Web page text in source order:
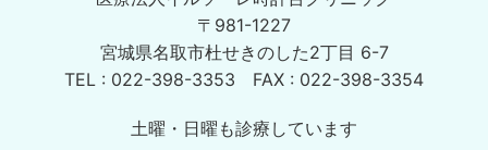
〒981-1227
宮城県名取市杜せきのした2丁目 6-7
TEL : 022-398-3353 FAX : 022-398-3354
土曜・日曜も診療しています